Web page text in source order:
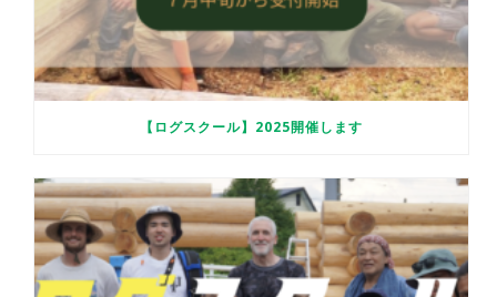
【ログスクール】2025開催します